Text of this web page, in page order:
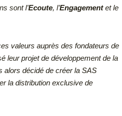
sont l’Ecoute, l’Engagementet le
valeurs auprès des fondateurs de
leur projet de développement de la
alors décidé de créer la SAS
la distribution exclusive de